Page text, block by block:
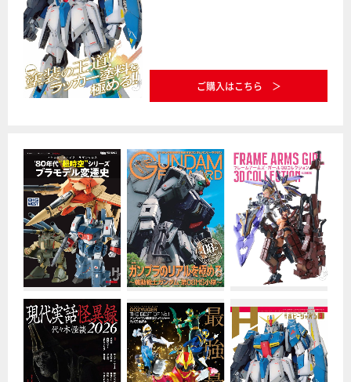
ご購入はこちら